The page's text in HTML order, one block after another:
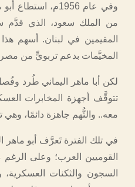
وفي عام 1956م،
من الملك سعود، الذي قدَّم
المقيمين في لبنان. أسهم
المخيَّمات بدعم تربويٍّ من
لكن أبا ماهر اليماني طُرد
تتوقَّف أجهزة المخابرات
معه.. والتُّهم جاهزة دائمًا،
في تلك الفترة تَعرَّف أبو
القوميين العرب؛ وعلى الرغم
السجون والثكنات